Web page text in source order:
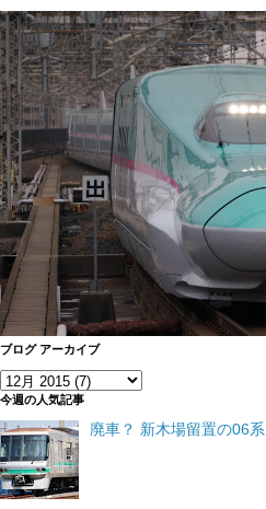
ブログ アーカイブ
今週の人気記事
廃車？ 新木場留置の06系